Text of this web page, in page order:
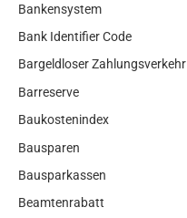
Bankensystem
Bank Identifier Code
Bargeldloser Zahlungsverkehr
Barreserve
Baukostenindex
Bausparen
Bausparkassen
Beamtenrabatt